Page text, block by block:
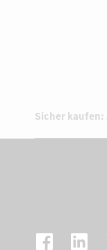
Sicher